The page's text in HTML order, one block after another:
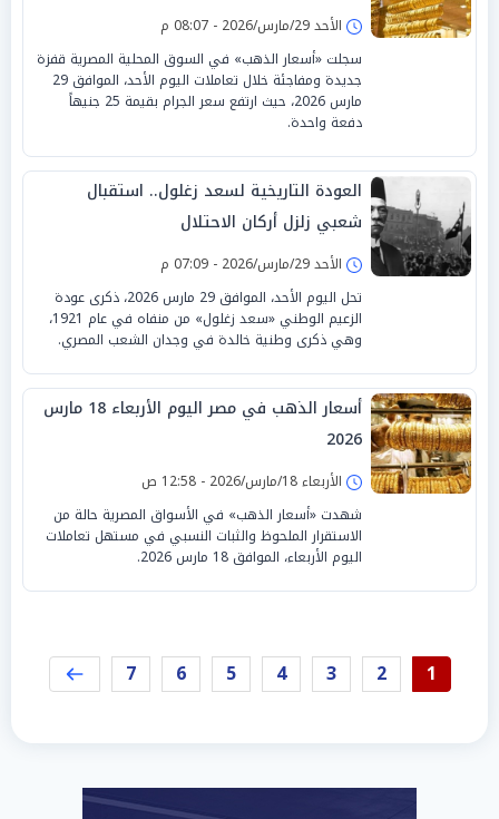
الأحد 29/مارس/2026 - 08:07 م
سجلت «أسعار الذهب» في السوق المحلية المصرية قفزة
جديدة ومفاجئة خلال تعاملات اليوم الأحد، الموافق 29
مارس 2026، حيث ارتفع سعر الجرام بقيمة 25 جنيهاً
دفعة واحدة.
العودة التاريخية لسعد زغلول.. استقبال
شعبي زلزل أركان الاحتلال
الأحد 29/مارس/2026 - 07:09 م
تحل اليوم الأحد، الموافق 29 مارس 2026، ذكرى عودة
الزعيم الوطني «سعد زغلول» من منفاه في عام 1921،
وهي ذكرى وطنية خالدة في وجدان الشعب المصري.
أسعار الذهب في مصر اليوم الأربعاء 18 مارس
2026
الأربعاء 18/مارس/2026 - 12:58 ص
شهدت «أسعار الذهب» في الأسواق المصرية حالة من
الاستقرار الملحوظ والثبات النسبي في مستهل تعاملات
اليوم الأربعاء، الموافق 18 مارس 2026.
1
2
3
4
5
6
7